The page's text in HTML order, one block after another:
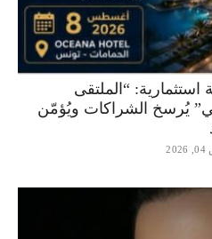
“الملتقى
يُرسخ الشراكات ويُؤمّن